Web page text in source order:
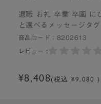
退職 お礼 卒業 卒園 に
と選べるメッセージタグ
商品コード： 8202613
レビュー :
¥8,408 (税込 ¥9,080 )